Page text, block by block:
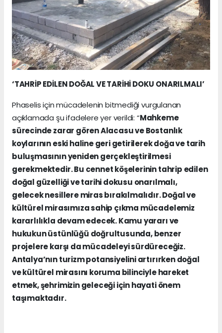
‘TAHRİP EDİLEN DOĞAL VE TARİHİ DOKU ONARILMALI’
Phaselis için mücadelenin bitmediği vurgulanan
açıklamada şu ifadelere yer verildi: “Mahkeme
sürecinde zarar gören Alacasu ve Bostanlık
koylarının eski haline geri getirilerek doğa ve tarih
buluşmasının yeniden gerçekleştirilmesi
gerekmektedir. Bu cennet köşelerinin tahrip edilen
doğal güzelliği ve tarihi dokusu onarılmalı,
gelecek nesillere miras bırakılmalıdır. Doğal ve
kültürel mirasımıza sahip çıkma mücadelemiz
kararlılıkla devam edecek. Kamu yararı ve
hukukun üstünlüğü doğrultusunda, benzer
projelere karşı da mücadeleyi sürdüreceğiz.
Antalya’nın turizm potansiyelini artırırken doğal
ve kültürel mirasını koruma bilinciyle hareket
etmek, şehrimizin geleceği için hayati önem
taşımaktadır.